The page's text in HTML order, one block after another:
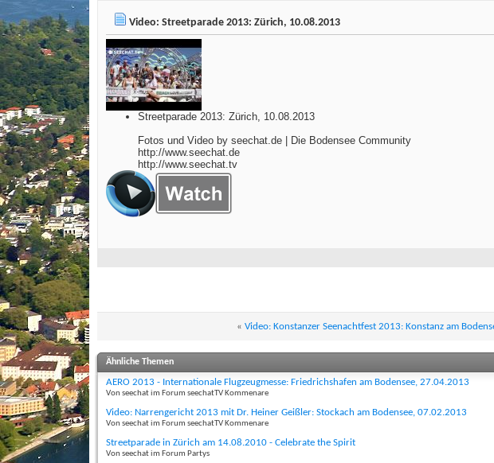
Video: Streetparade 2013: Zürich, 10.08.2013
Streetparade 2013: Zürich, 10.08.2013
Fotos und Video by seechat.de | Die Bodensee Community
http://www.seechat.de
http://www.seechat.tv
« Video: Konstanzer Seenachtfest 2013: Konstanz am
Ähnliche Themen
AERO 2013 - Internationale Flugzeugmesse: Friedrichshafen am Bodensee, 27.04.2013
Von seechat im Forum seechatTV Kommenare
Video: Narrengericht 2013 mit Dr. Heiner Geißler: Stockach am Bodensee, 07.02.2013
Von seechat im Forum seechatTV Kommenare
Streetparade in Zürich am 14.08.2010 - Celebrate the Spirit
Von seechat im Forum Partys